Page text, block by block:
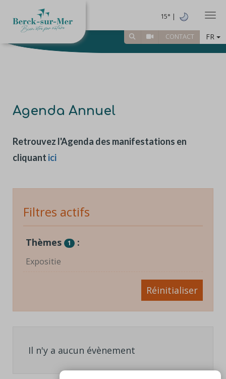
15° |
CONTACT FR
Agenda Annuel
Retrouvez l'Agenda des manifestations en
cliquant ici
Filtres actifs
Thèmes 1 :
Expositie
Réinitialiser
Il n'y a aucun évènement